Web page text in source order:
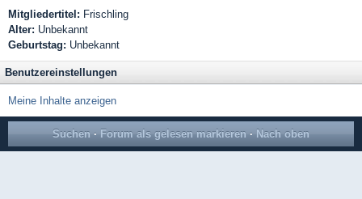
Mitgliedertitel: Frischling
Alter: Unbekannt
Geburtstag: Unbekannt
Benutzereinstellungen
Meine Inhalte anzeigen
Suchen · Forum als gelesen markieren · Nach oben